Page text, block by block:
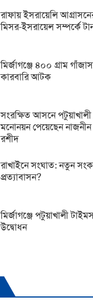
রাফায় ইসরায়েলি
মিসর-ইসরায়েল সম্পর্কে
মির্জাগঞ্জে ৪০০ গ্রাম
কারবারি আটক
সংরক্ষিত আসনে
মনোনয়ন পেয়েছেন নাজনীন
রশীদ
রাখাইনে সংঘাত: নতুন
প্রত্যাবাসন?
মির্জাগঞ্জে পটুয়াখালী
উদ্বোধন